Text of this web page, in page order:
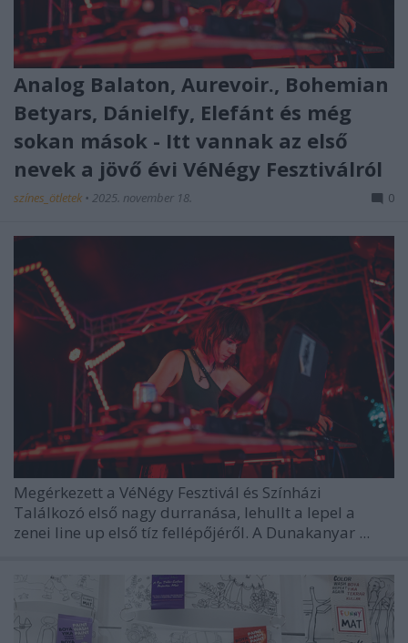
Analog Balaton, Aurevoir., Bohemian
Betyars, Dánielfy, Elefánt és még
sokan mások - Itt vannak az első
nevek a jövő évi VéNégy Fesztiválról
színes_ötletek • 2025. november 18. 0
Megérkezett a VéNégy Fesztivál és Színházi
Találkozó első nagy durranása, lehullt a lepel a
zenei line up első tíz fellépőjéről. A Dunakanyar ...